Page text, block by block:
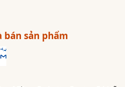
sản phẩm